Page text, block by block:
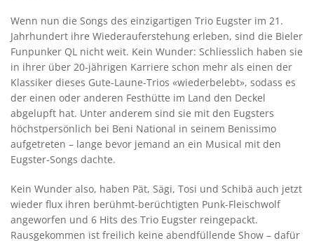
Wenn nun die Songs des einzigartigen Trio Eugster im 21.
Jahrhundert ihre Wiederauferstehung erleben, sind die Bieler
Funpunker QL nicht weit. Kein Wunder: Schliesslich haben sie
in ihrer über 20-jährigen Karriere schon mehr als einen der
Klassiker dieses Gute-Laune-Trios «wiederbelebt», sodass es
der einen oder anderen Festhütte im Land den Deckel
abgelupft hat. Unter anderem sind sie mit den Eugsters
höchstpersönlich bei Beni National in seinem Benissimo
aufgetreten – lange bevor jemand an ein Musical mit den
Eugster-Songs dachte.
Kein Wunder also, haben Pät, Sägi, Tosi und Schibä auch jetzt
wieder flux ihren berühmt-berüchtigten Punk-Fleischwolf
angeworfen und 6 Hits des Trio Eugster reingepackt.
Rausgekommen ist freilich keine abendfüllende Show – dafür